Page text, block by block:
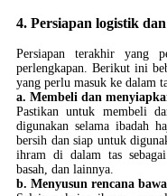
4. Persiapan logistik
Persiapan terakhir yang
perlengkapan. Berikut ini
yang perlu masuk ke dalam
a. Membeli dan
Pastikan untuk membeli
digunakan selama ibadah
bersih dan siap untuk
ihram di dalam tas
basah, dan lainnya.
b. Menyusun rencana